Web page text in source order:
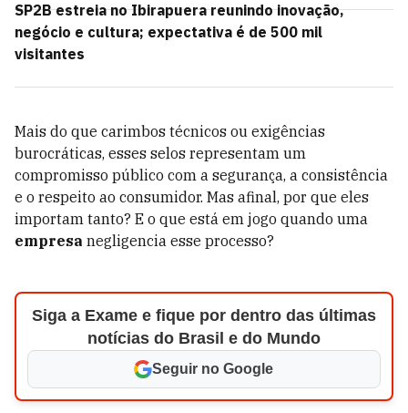
SP2B estreia no Ibirapuera reunindo inovação,
negócio e cultura; expectativa é de 500 mil
visitantes
Mais do que carimbos técnicos ou exigências
burocráticas, esses selos representam um
compromisso público com a segurança, a consistência
e o respeito ao consumidor. Mas afinal, por que eles
importam tanto? E o que está em jogo quando uma
empresa negligencia esse processo?
Siga a Exame e fique por dentro das últimas
notícias do Brasil e do Mundo
Seguir no Google